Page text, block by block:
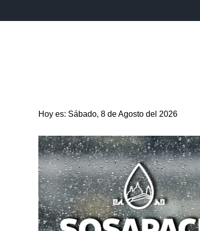
ENTRETENIMIENTO SALUD DEPORTES
Hoy es: Sábado, 8 de Agosto del 2026